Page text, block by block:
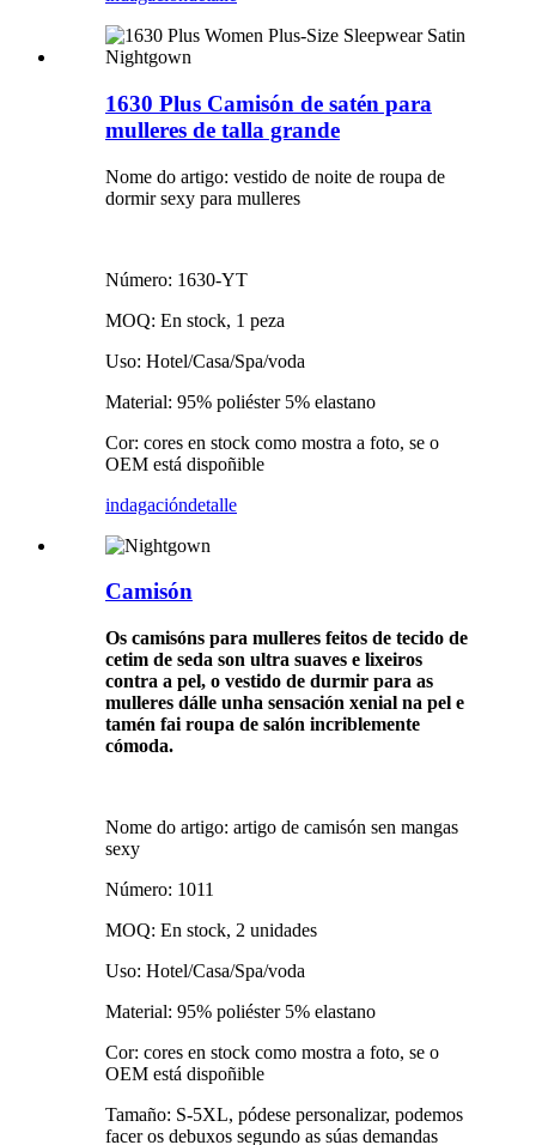
1630 Plus Camisón de satén para
mulleres de talla grande
Nome do artigo: vestido de noite de roupa de
dormir sexy para mulleres
Número: 1630-YT
MOQ: En stock, 1 peza
Uso: Hotel/Casa/Spa/voda
Material: 95% poliéster 5% elastano
Cor: cores en stock como mostra a foto, se o
OEM está dispoñible
indagacióndetalle
Camisón
Os camisóns para mulleres feitos de tecido de
cetim de seda son ultra suaves e lixeiros
contra a pel, o vestido de durmir para as
mulleres dálle unha sensación xenial na pel e
tamén fai roupa de salón incriblemente
cómoda.
Nome do artigo: artigo de camisón sen mangas
sexy
Número: 1011
MOQ: En stock, 2 unidades
Uso: Hotel/Casa/Spa/voda
Material: 95% poliéster 5% elastano
Cor: cores en stock como mostra a foto, se o
OEM está dispoñible
Tamaño: S-5XL, pódese personalizar, podemos
facer os debuxos segundo as súas demandas